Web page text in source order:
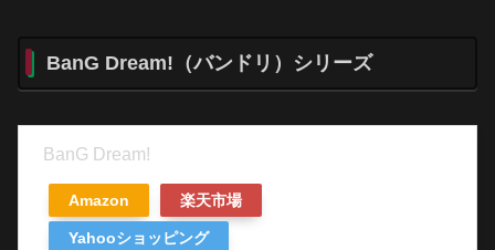
BanG Dream!（バンドリ）シリーズ
BanG Dream!
Amazon 楽天市場
Yahooショッピング